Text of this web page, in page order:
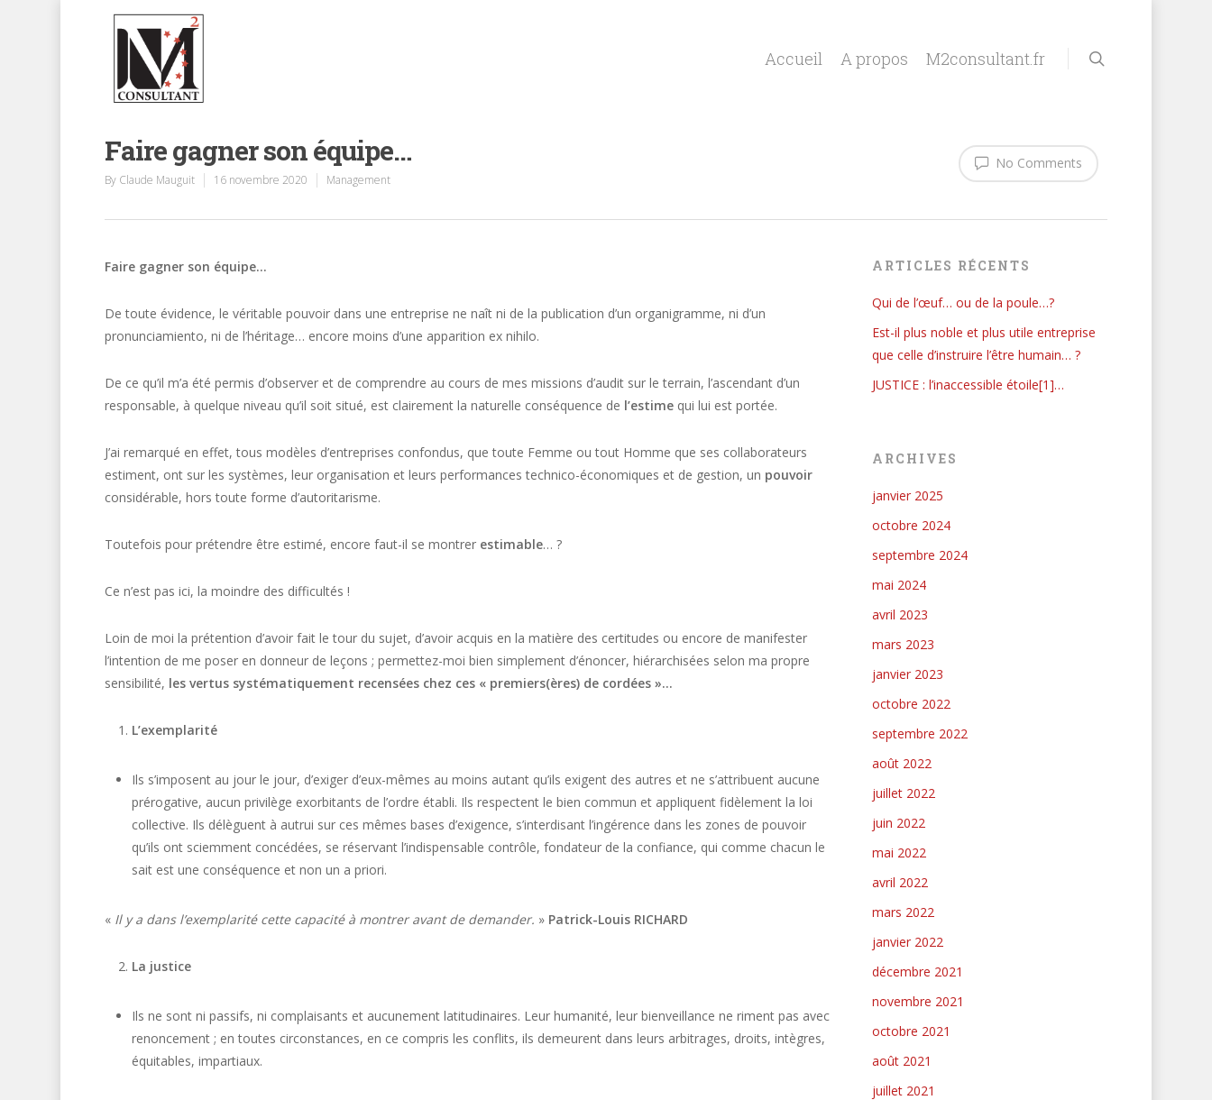
Accueil A propos M2consultant.fr
Faire gagner son équipe…
By Claude Mauguit 16 novembre 2020 Management
No Comments
Faire gagner son équipe…
De toute évidence, le véritable pouvoir dans une entreprise ne naît ni de la publication d’un organigramme, ni d’un
pronunciamiento, ni de l’héritage… encore moins d’une apparition ex nihilo.
De ce qu’il m’a été permis d’observer et de comprendre au cours de mes missions d’audit sur le terrain, l’ascendant d’un
responsable, à quelque niveau qu’il soit situé, est clairement la naturelle conséquence de l’estimequi lui est portée.
J’ai remarqué en effet, tous modèles d’entreprises confondus, que toute Femme ou tout Homme que ses collaborateurs
estiment, ont sur les systèmes, leur organisation et leurs performances technico-économiques et de gestion, un pouvoir
considérable, hors toute forme d’autoritarisme.
Toutefois pour prétendre être estimé, encore faut-il se montrer estimable… ?
Ce n’est pas ici, la moindre des difficultés !
Loin de moi la prétention d’avoir fait le tour du sujet, d’avoir acquis en la matière des certitudes ou encore de manifester
l’intention de me poser en donneur de leçons ; permettez-moi bien simplement d’énoncer, hiérarchisées selon ma propre
sensibilité, les vertus systématiquement recensées chez ces « premiers(ères) de cordées »…
L’exemplarité
Ils s’imposent au jour le jour, d’exiger d’eux-mêmes au moins autant qu’ils exigent des autres et ne s’attribuent aucune
prérogative, aucun privilège exorbitants de l’ordre établi. Ils respectent le bien commun et appliquent fidèlement la loi
collective. Ils délèguent à autrui sur ces mêmes bases d’exigence, s’interdisant l’ingérence dans les zones de pouvoir
qu’ils ont sciemment concédées, se réservant l’indispensable contrôle, fondateur de la confiance, qui comme chacun le
sait est une conséquence et non un a priori.
« Il y a dans l’exemplarité cette capacité à montrer avant de demander. » Patrick-Louis RICHARD
La justice
Ils ne sont ni passifs, ni complaisants et aucunement latitudinaires. Leur humanité, leur bienveillance ne riment pas avec
renoncement ; en toutes circonstances, en ce compris les conflits, ils demeurent dans leurs arbitrages, droits, intègres,
équitables, impartiaux.
ARTICLES RÉCENTS
Qui de l’œuf… ou de la poule…?
Est-il plus noble et plus utile entreprise
que celle d’instruire l’être humain… ?
JUSTICE : l’inaccessible étoile[1]…
ARCHIVES
janvier 2025
octobre 2024
septembre 2024
mai 2024
avril 2023
mars 2023
janvier 2023
octobre 2022
septembre 2022
août 2022
juillet 2022
juin 2022
mai 2022
avril 2022
mars 2022
janvier 2022
décembre 2021
novembre 2021
octobre 2021
août 2021
juillet 2021